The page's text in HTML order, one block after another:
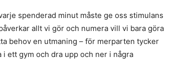
spenderad minut måste ge oss stimulans
allt vi gör och numera vill vi bara göra
behov en utmaning – för merparten tycker
ett gym och dra upp och ner i några